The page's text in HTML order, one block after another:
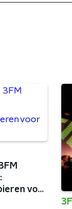
voor